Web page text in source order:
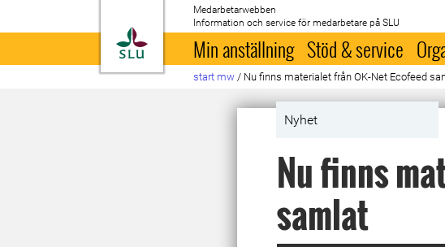
Till startsida
Medarbetarwebben
Information och service för medarbetare på SLU
Min anställning Stöd & service
start mw / Nu finns materialet från OK-Net Ecofeed
Nyhet
Nu finns
samlat